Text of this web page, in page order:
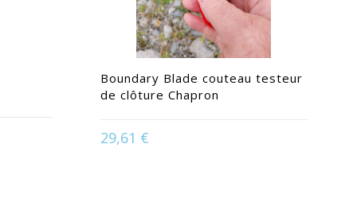
Boundary Blade couteau testeur
de clôture Chapron
29,61 €Disponible en :